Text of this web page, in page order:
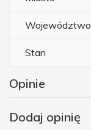
Województwo
Stan
Opinie
Dodaj opinię